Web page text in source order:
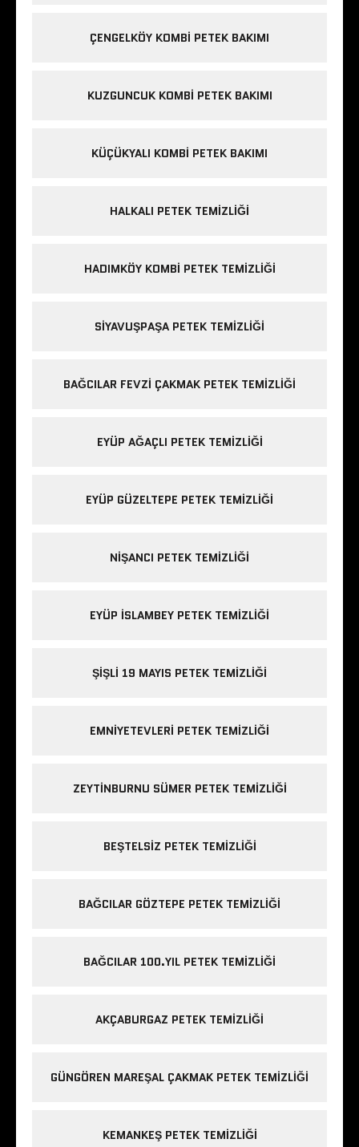
ÇENGELKÖY KOMBI PETEK BAKIMI
KUZGUNCUK KOMBI PETEK BAKIMI
KÜÇÜKYALI KOMBI PETEK BAKIMI
HALKALI PETEK TEMIZLIĞI
HADIMKÖY KOMBI PETEK TEMIZLIĞI
SIYAVUŞPAŞA PETEK TEMIZLIĞI
BAĞCILAR FEVZI ÇAKMAK PETEK TEMIZLIĞI
EYÜP AĞAÇLI PETEK TEMIZLIĞI
EYÜP GÜZELTEPE PETEK TEMIZLIĞI
NIŞANCI PETEK TEMIZLIĞI
EYÜP ISLAMBEY PETEK TEMIZLIĞI
ŞIŞLI 19 MAYIS PETEK TEMIZLIĞI
EMNIYETEVLERI PETEK TEMIZLIĞI
ZEYTINBURNU SÜMER PETEK TEMIZLIĞI
BEŞTELSIZ PETEK TEMIZLIĞI
BAĞCILAR GÖZTEPE PETEK TEMIZLIĞI
BAĞCILAR 100.YIL PETEK TEMIZLIĞI
AKÇABURGAZ PETEK TEMIZLIĞI
GÜNGÖREN MAREŞAL ÇAKMAK PETEK TEMIZLIĞI
KEMANKEŞ PETEK TEMIZLIĞI